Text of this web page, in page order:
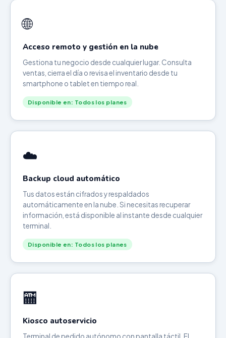
🌐
Acceso remoto y gestión en la nube
Gestiona tu negocio desde cualquier lugar. Consulta
ventas, cierra el día o revisa el inventario desde tu
smartphone o tablet en tiempo real.
Disponible en: Todos los planes
☁️
Backup cloud automático
Tus datos están cifrados y respaldados
automáticamente en la nube. Si necesitas recuperar
información, está disponible al instante desde cualquier
terminal.
Disponible en: Todos los planes
🏧
Kiosco autoservicio
Terminal de pedido autónomo con pantalla táctil. El